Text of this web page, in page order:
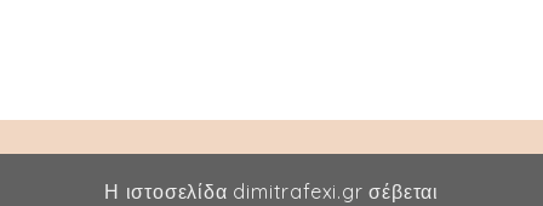
Η ιστοσελίδα dimitrafexi.gr σέβεται